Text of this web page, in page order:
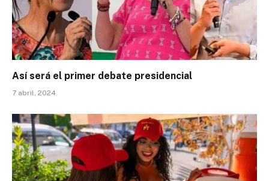
Así será el primer debate presidencial
7 abril, 2024